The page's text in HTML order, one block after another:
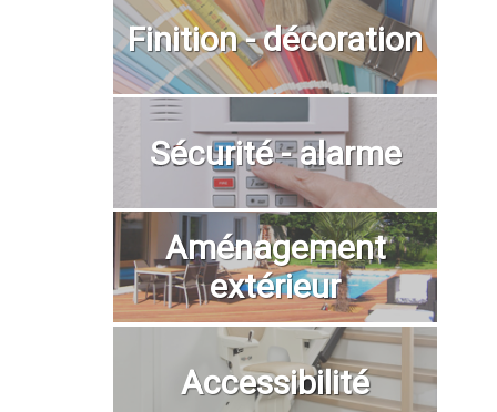
Finition - décoration
Sécurité - alarme
Aménagement
extérieur
Accessibilité